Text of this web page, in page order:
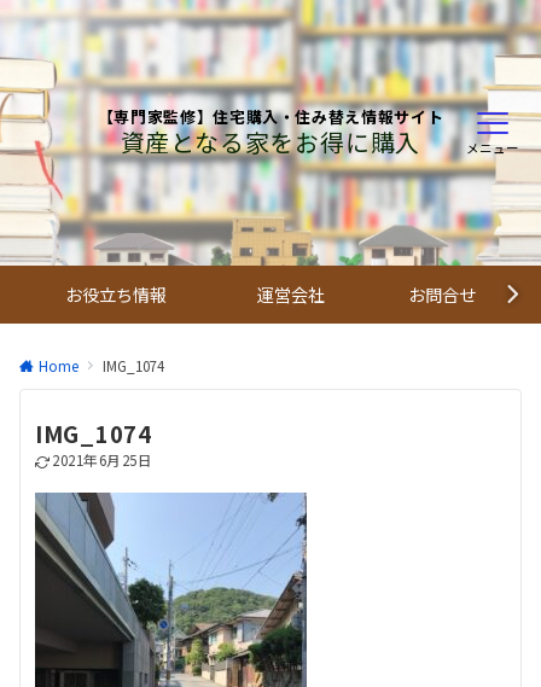
【専門家監修】住宅購入・住み替え情報サイト
資産となる家をお得に購入 メニュー
お役立ち情報 運営会社 お問合せ
Home IMG_1074
IMG_1074
2021年6月25日